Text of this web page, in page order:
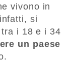
vivono in
si
i 18 e i 34
un paese